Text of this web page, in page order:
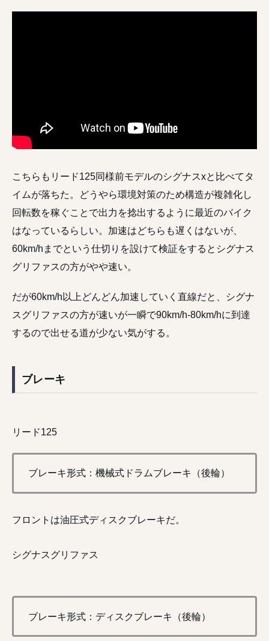
こちらもリード125同様前モデルのシグナスxと比べてタ
イムが落ちた。どうやら環境対策のため構造が複雑化し
回転数を稼ぐことで出力を捻出するように最近のバイク
はなっているらしい。加速はどちらも遅くはないが、
60km/hまでという仕切りを設けて検証をするとシグナス
グリファスの方がやや速い。
だが60km/h以上どんどん加速していく直線だと、シグナ
スグリファスの方が速いが一瞬で90km/h-80km/hに到達
するので出せる道が少ない気がする。
ブレーキ
リード125
ブレーキ形式：機械式ドラムブレーキ（後輪）
フロントは油圧式ディスクブレーキだ。
シグナスグリファス
ブレーキ形式：ディスクブレーキ（後輪）